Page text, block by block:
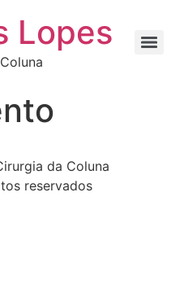
Lopes
da Coluna
reservados